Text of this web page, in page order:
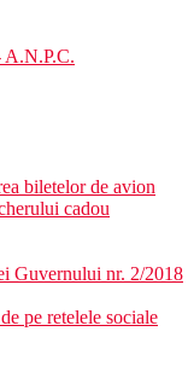
biletelor de avion
cadou
Guvernului nr. 2/2018
pe retelele sociale